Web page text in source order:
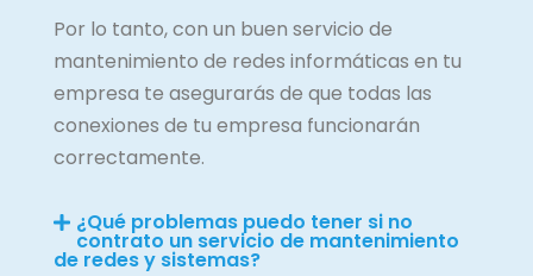
Por lo tanto, con un buen servicio de
mantenimiento de redes informáticas en tu
empresa te asegurarás de que todas las
conexiones de tu empresa funcionarán
correctamente.
¿Qué problemas puedo tener si no
contrato un servicio de mantenimiento
de redes y sistemas?